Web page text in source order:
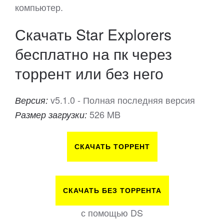
компьютер.
Скачать Star Explorers
бесплатно на пк через
торрент или без него
Версия: v5.1.0 - Полная последняя версия
Размер загрузки: 526 MB
СКАЧАТЬ ТОРРЕНТ
СКАЧАТЬ БЕЗ ТОРРЕНТА
с помощью DS